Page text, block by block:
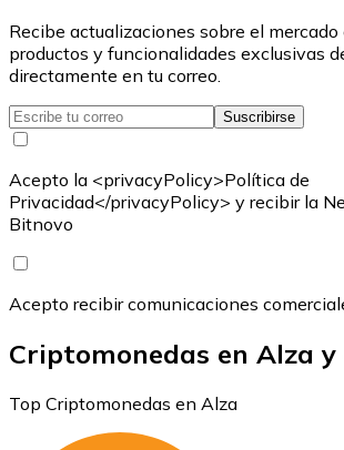
Recibe actualizaciones sobre el
productos y funcionalidades exclusivas
directamente en tu correo.
Suscribirse
Acepto la <privacyPolicy>Política de
Privacidad</privacyPolicy> y recibir la
Bitnovo
Acepto recibir comunicaciones
Criptomonedas en Alza
Top Criptomonedas en Alza